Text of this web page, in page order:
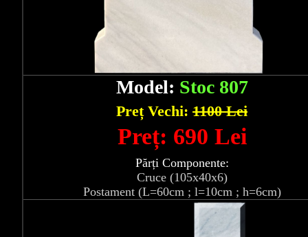
Model: Stoc 807
Preț Vechi: 1100 Lei
Preț: 690 Lei
Părți Componente:
Cruce (105x40x6)
Postament (L=60cm ; l=10cm ; h=6cm)